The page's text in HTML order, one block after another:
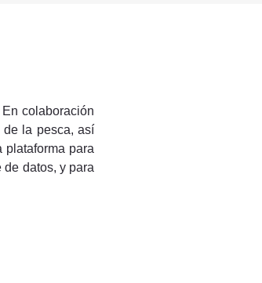
colaboración
de la pesca, así
para
datos, y para